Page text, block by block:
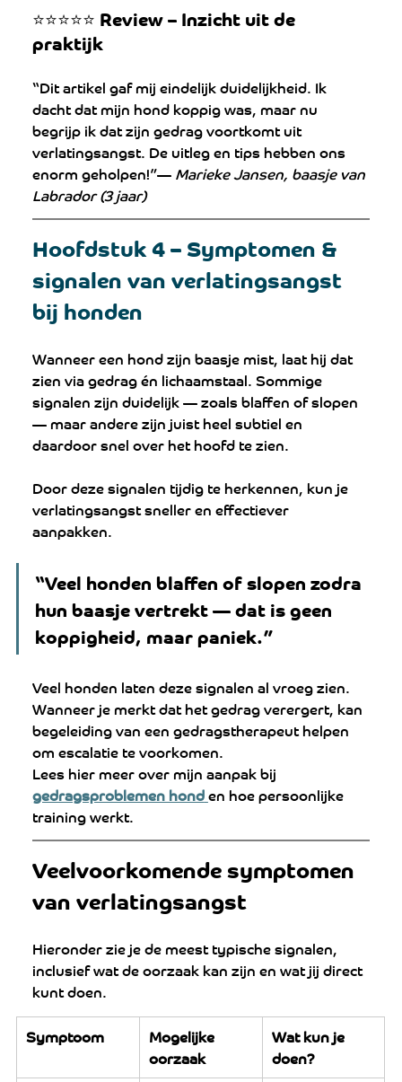
⭐️⭐️⭐️⭐️⭐️ Review – Inzicht uit de
praktijk
“Dit artikel gaf mij eindelijk duidelijkheid. Ik
dacht dat mijn hond koppig was, maar nu
begrijp ik dat zijn gedrag voortkomt uit
verlatingsangst. De uitleg en tips hebben ons
enorm geholpen!”— Marieke Jansen, baasje van
Labrador (3 jaar)
Hoofdstuk 4 – Symptomen &
signalen van verlatingsangst
bij honden
Wanneer een hond zijn baasje mist, laat hij dat
zien via gedrag én lichaamstaal. Sommige
signalen zijn duidelijk — zoals blaffen of slopen
— maar andere zijn juist heel subtiel en
daardoor snel over het hoofd te zien.
Door deze signalen tijdig te herkennen, kun je
verlatingsangst sneller en effectiever
aanpakken.
“Veel honden blaffen of slopen zodra
hun baasje vertrekt — dat is geen
koppigheid, maar paniek.”
Veel honden laten deze signalen al vroeg zien.
Wanneer je merkt dat het gedrag verergert, kan
begeleiding van een gedragstherapeut helpen
om escalatie te voorkomen.
Lees hier meer over mijn aanpak bij
gedragsproblemen honden hoe persoonlijke
training werkt.
Veelvoorkomende symptomen
van verlatingsangst
Hieronder zie je de meest typische signalen,
inclusief wat de oorzaak kan zijn en wat jij direct
kunt doen.
Symptoom
Mogelijke
oorzaak
Wat kun je
doen?